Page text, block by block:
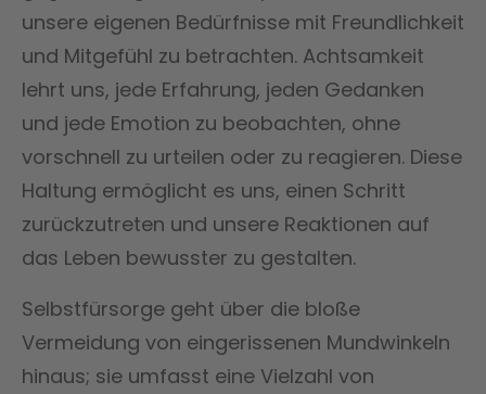
unsere eigenen Bedürfnisse mit Freundlichkeit
und Mitgefühl zu betrachten. Achtsamkeit
lehrt uns, jede Erfahrung, jeden Gedanken
und jede Emotion zu beobachten, ohne
vorschnell zu urteilen oder zu reagieren. Diese
Haltung ermöglicht es uns, einen Schritt
zurückzutreten und unsere Reaktionen auf
das Leben bewusster zu gestalten.
Selbstfürsorge geht über die bloße
Vermeidung von eingerissenen Mundwinkeln
hinaus; sie umfasst eine Vielzahl von